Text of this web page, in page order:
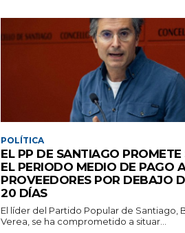
POLÍTICA
EL PP DE SANTIAGO PROMETE
EL PERIODO MEDIO DE PAGO A
PROVEEDORES POR DEBAJO
20 DÍAS
El líder del Partido Popular de Santiago,
Verea, se ha comprometido a situar...